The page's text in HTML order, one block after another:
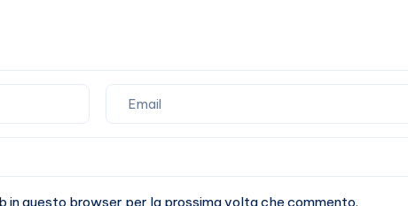
in questo browser per la prossima volta che commento.